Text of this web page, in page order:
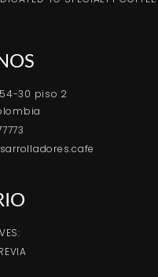
30 piso 2